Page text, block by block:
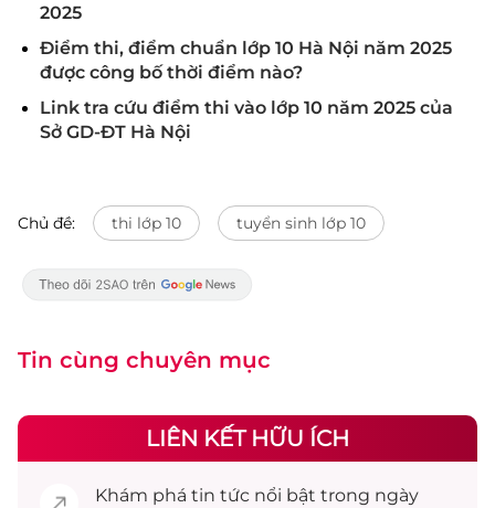
2025
Điểm thi, điểm chuẩn lớp 10 Hà Nội năm 2025
được công bố thời điểm nào?
Link tra cứu điểm thi vào lớp 10 năm 2025 của
Sở GD-ĐT Hà Nội
Chủ đề: thi lớp 10 tuyển sinh lớp 10
Tin cùng chuyên mục
LIÊN KẾT HỮU ÍCH
Khám phá tin tức nổi bật trong ngày